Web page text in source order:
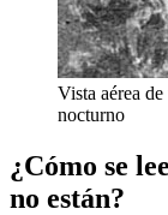
Vista aérea
nocturno
¿Cómo se
no están?